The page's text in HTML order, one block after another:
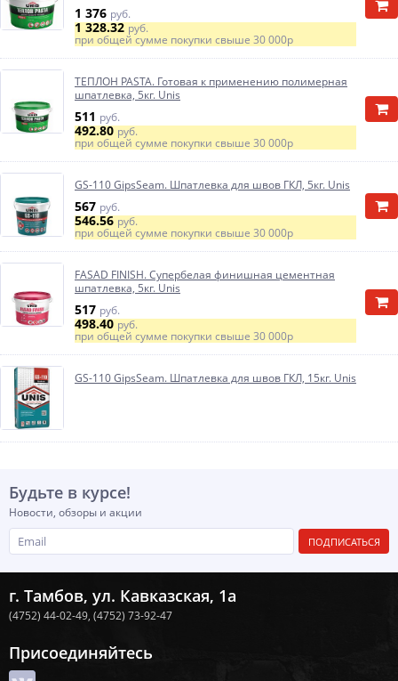
1 376 руб.
1 328.32руб.
при общей сумме покупки свыше 30 000р
ТЕПЛОН PASTA. Готовая к применению полимерная
шпатлевка, 5кг. Unis
511 руб.
492.80руб.
при общей сумме покупки свыше 30 000р
GS-110 GipsSeam. Шпатлевка для швов ГКЛ, 5кг. Unis
567 руб.
546.56руб.
при общей сумме покупки свыше 30 000р
FASAD FINISH. Супербелая финишная цементная
шпатлевка, 5кг. Unis
517 руб.
498.40руб.
при общей сумме покупки свыше 30 000р
GS-110 GipsSeam. Шпатлевка для швов ГКЛ, 15кг. Unis
Будьте в курсе!
Новости, обзоры и акции
ПОДПИСАТЬСЯ
г. Тамбов, ул. Кавказская, 1а
(4752) 44-02-49, (4752) 73-92-47
Присоединяйтесь